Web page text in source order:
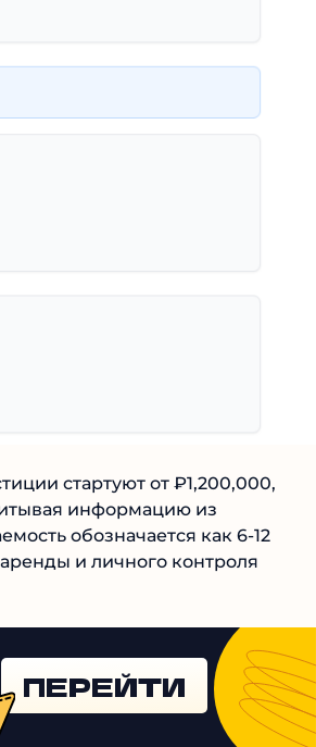
стартуют от ₽1,200,000,
информацию из
обозначается как 6-12
и личного контроля
ПЕРЕЙТИ